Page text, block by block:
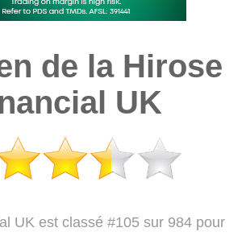
de la Hirose
UK
UK est classé #105 sur 984 pour